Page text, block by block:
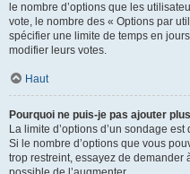
le nombre d’options que les
vote, le nombre des « Options par
spécifier une limite de temps en
modifier leurs votes.
Haut
Pourquoi ne puis-je pas ajouter
La limite d’options d’un sondage
Si le nombre d’options que vous
trop restreint, essayez de demander